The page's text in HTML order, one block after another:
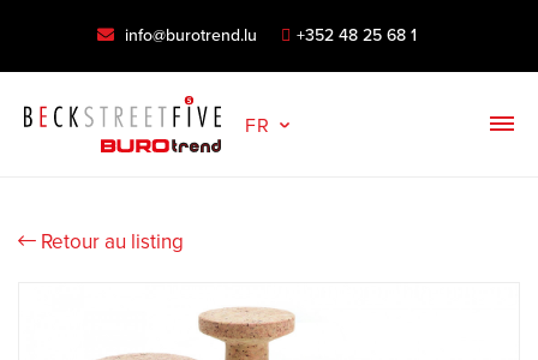
info@burotrend.lu +352 48 25 68 1
FR
Retour au listing